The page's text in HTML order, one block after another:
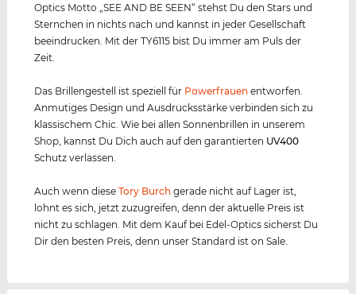
Optics Motto „SEE AND BE SEEN“ stehst Du den Stars und
Sternchen in nichts nach und kannst in jeder Gesellschaft
beeindrucken. Mit der TY6115 bist Du immer am Puls der
Zeit.
Das Brillengestell ist speziell für Powerfrauen entworfen.
Anmutiges Design und Ausdrucksstärke verbinden sich zu
klassischem Chic. Wie bei allen Sonnenbrillen in unserem
Shop, kannst Du Dich auch auf den garantierten UV400
Schutz verlassen.
Auch wenn dieseTory Burch gerade nicht auf Lager ist,
lohnt es sich, jetzt zuzugreifen, denn der aktuelle Preis ist
nicht zu schlagen. Mit dem Kauf bei Edel-Optics sicherst Du
Dir den besten Preis, denn unser Standard ist on Sale.